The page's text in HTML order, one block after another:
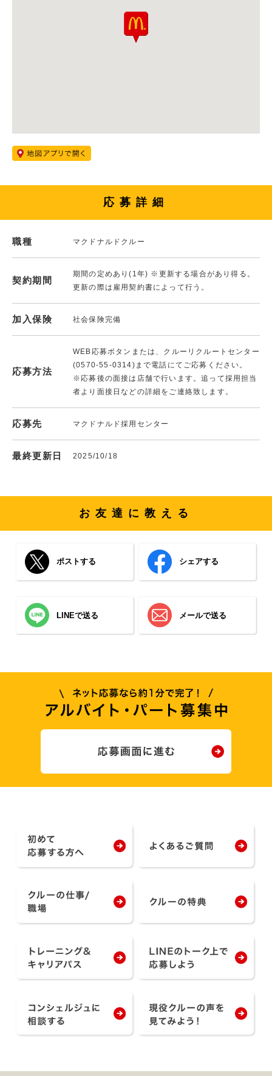
応募詳細
職種 マクドナルドクルー
契約期間
期間の定めあり(1年) ※更新する場合があり得る。
更新の際は雇用契約書によって行う。
加入保険 社会保険完備
応募方法
WEB応募ボタンまたは、クルーリクルートセンター
(0570-55-0314)まで電話にてご応募ください。
※応募後の面接は店舗で行います。追って採用担当
者より面接日などの詳細をご連絡致します。
応募先 マクドナルド採用センター
最終更新日 2025/10/18
お友達に教える
ポストする シェアする
LINEで送る メールで送る